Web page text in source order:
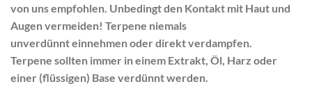
von uns empfohlen. Unbedingt den Kontakt mit Haut und
Augen vermeiden! Terpene niemals
unverdünnt einnehmen oder direkt verdampfen.
Terpene sollten immer in einem Extrakt, Öl, Harz oder
einer (flüssigen) Base verdünnt werden.